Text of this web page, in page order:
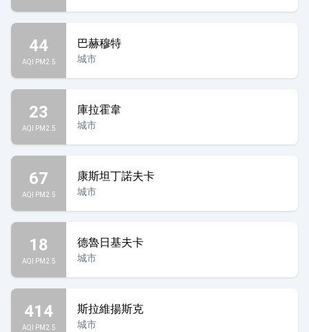
44
AQI PM2.5
巴赫穆特
城市
23
AQI PM2.5
庫拉霍韋
城市
67
AQI PM2.5
康斯坦丁諾夫卡
城市
18
AQI PM2.5
德魯日基夫卡
城市
414
AQI PM2.5
斯拉維揚斯克
城市